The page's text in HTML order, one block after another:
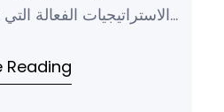
الاستراتيجيات الفعالة
خاصة وأن في الوقت
Reading